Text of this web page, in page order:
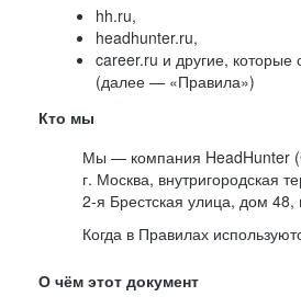
hh.ru,
headhunter.ru,
career.ru и другие,
(далее — «Правила»)
Кто мы
Мы — компания HeadHunter
г. Москва, внутригородская
2-я Брестская улица, дом
Когда в Правилах
О чём этот документ